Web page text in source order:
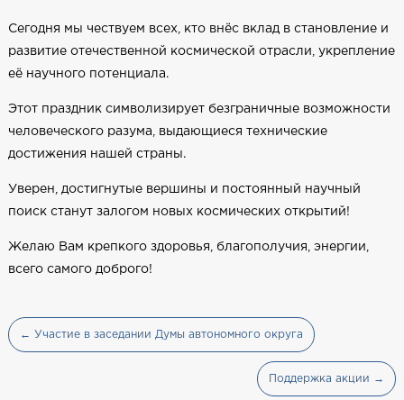
Сегодня мы чествуем всех, кто внёс вклад в становление и
развитие отечественной космической отрасли, укрепление
её научного потенциала.
Этот праздник символизирует безграничные возможности
человеческого разума, выдающиеся технические
достижения нашей страны.
Уверен, достигнутые вершины и постоянный научный
поиск станут залогом новых космических открытий!
Желаю Вам крепкого здоровья, благополучия, энергии,
всего самого доброго!
← Участие в заседании Думы автономного округа
Поддержка акции →